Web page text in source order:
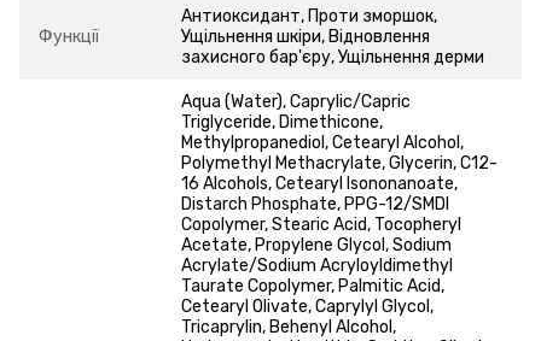
Функції
Антиоксидант, Проти зморшок,
Ущільнення шкіри, Відновлення
захисного бар'єру, Ущільнення дерми
Aqua (Water), Caprylic/Capric
Triglyceride, Dimethicone,
Methylpropanediol, Cetearyl Alcohol,
Polymethyl Methacrylate, Glycerin, C12-
16 Alcohols, Cetearyl Isononanoate,
Distarch Phosphate, PPG-12/SMDI
Copolymer, Stearic Acid, Tocopheryl
Acetate, Propylene Glycol, Sodium
Acrylate/Sodium Acryloyldimethyl
Taurate Copolymer, Palmitic Acid,
Cetearyl Olivate, Caprylyl Glycol,
Tricaprylin, Behenyl Alcohol,